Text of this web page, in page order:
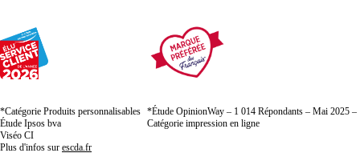
*Catégorie Produits personnalisables
Étude Ipsos bva
Viséo CI
Plus d'infos sur escda.fr
*Étude OpinionWay – 1 014 Répondants – Mai 2025 –
Catégorie impression en ligne